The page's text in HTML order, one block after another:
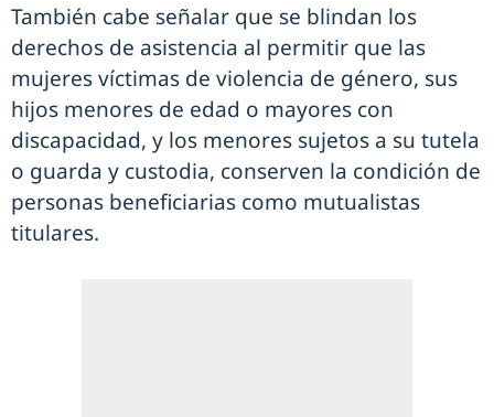
También cabe señalar que se blindan los
derechos de asistencia al permitir que las
mujeres víctimas de violencia de género, sus
hijos menores de edad o mayores con
discapacidad, y los menores sujetos a su tutela
o guarda y custodia, conserven la condición de
personas beneficiarias como mutualistas
titulares.